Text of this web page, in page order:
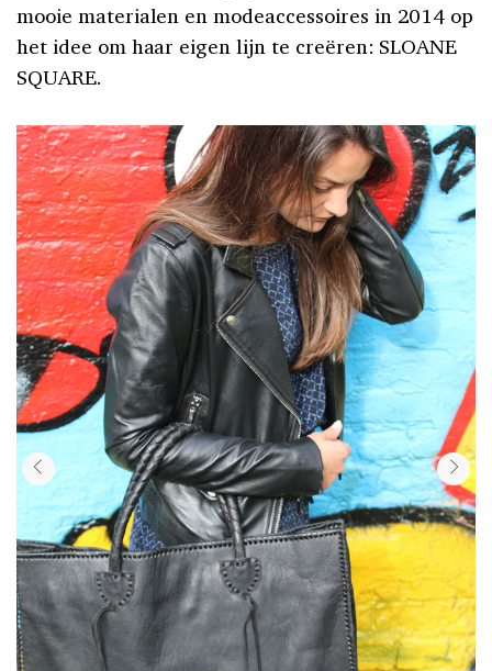
mooie materialen en modeaccessoires in 2014 op
het idee om haar eigen lijn te creëren: SLOANE
SQUARE.